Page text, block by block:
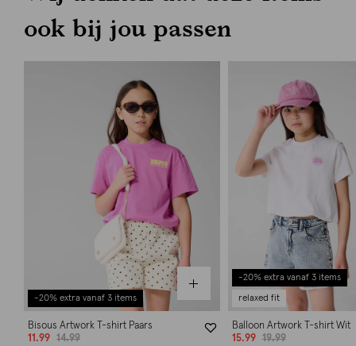
ook bij jou passen
-20% extra vanaf 3 items
Bisous Artwork T-shirt Paars
11.99
14.99
-20% extra vanaf 3 items
relaxed fit
Balloon Artwork T-shirt Wit
15.99
19.99